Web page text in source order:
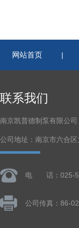
网站首页 |
联系我们
南京凯普德制泵有限公司
公司地址：南京市六合
电 话：025-
公司传真：86-